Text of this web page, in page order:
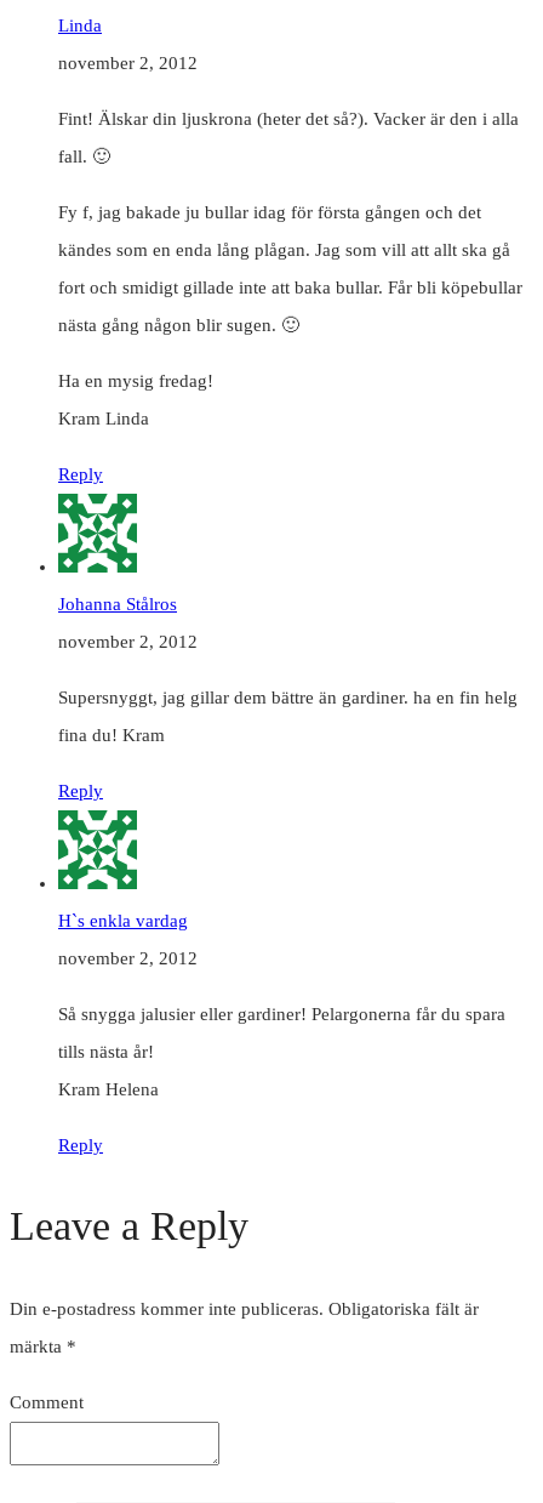
Linda
november 2, 2012
Fint! Älskar din ljuskrona (heter det så?). Vacker är den i alla
fall. 🙂
Fy f, jag bakade ju bullar idag för första gången och det
kändes som en enda lång plågan. Jag som vill att allt ska gå
fort och smidigt gillade inte att baka bullar. Får bli köpebullar
nästa gång någon blir sugen. 🙂
Ha en mysig fredag!
Kram Linda
Reply
Johanna Stålros
november 2, 2012
Supersnyggt, jag gillar dem bättre än gardiner. ha en fin helg
fina du! Kram
Reply
H`s enkla vardag
november 2, 2012
Så snygga jalusier eller gardiner! Pelargonerna får du spara
tills nästa år!
Kram Helena
Reply
Leave a Reply
Din e-postadress kommer inte publiceras. Obligatoriska fält är
märkta *
Comment